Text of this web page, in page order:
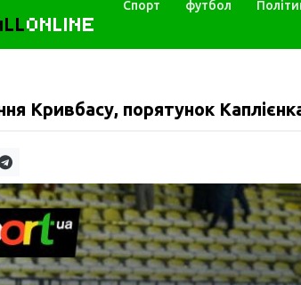
ONLINE
Спорт футбол
Кривбасу, порятунок